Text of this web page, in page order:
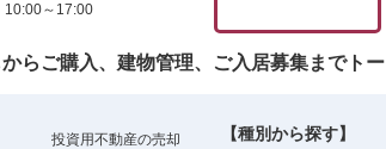
～17:00
らご購入、建物管理、ご入居募集までトー
投資用不動産の売却
【種別から探す】